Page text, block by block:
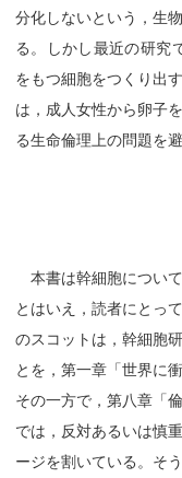
分化しないという，生
る。しかし最近の研究
をもつ細胞をつくり出
は，成人女性から卵子
る生命倫理上の問題を
本書は幹細胞について
とはいえ，読者にとっ
のスコットは，幹細胞
とを，第一章「世界に
その一方で，第八章「
では，反対あるいは慎
ージを割いている。そ